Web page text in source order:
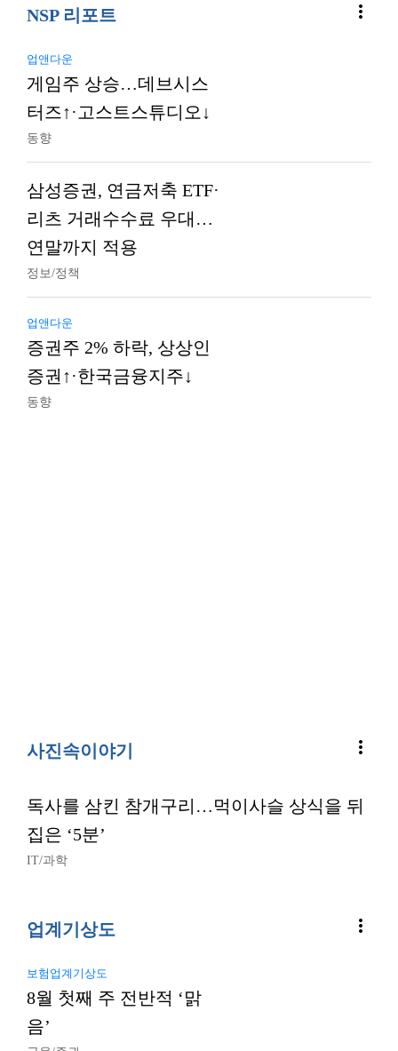
NSP 리포트 more_vert
업앤다운
게임주 상승…데브시스
터즈↑·고스트스튜디오↓
동향
삼성증권, 연금저축 ETF·
리츠 거래수수료 우대…
연말까지 적용
정보/정책
업앤다운
증권주 2% 하락, 상상인
증권↑·한국금융지주↓
동향
사진속이야기 more_vert
독사를 삼킨 참개구리…먹이사슬 상식을 뒤
집은 ‘5분’
IT/과학
업계기상도 more_vert
보험업계기상도
8월 첫째 주 전반적 ‘맑
음’